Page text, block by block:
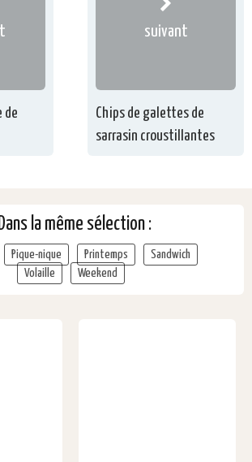
de
suivant
Chips de galettes de
sarrasin croustillantes
Dans la même sélection :
Pique-nique Printemps
Sandwich
Volaille
Weekend